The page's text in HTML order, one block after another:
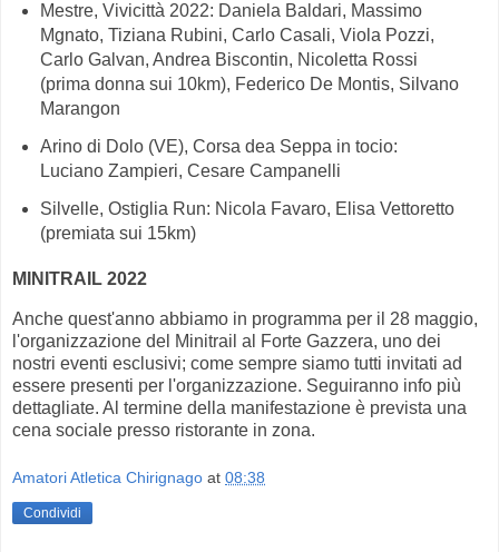
Mestre, Vivicittà 2022: Daniela Baldari, Massimo
Mgnato, Tiziana Rubini, Carlo Casali, Viola Pozzi,
Carlo Galvan, Andrea Biscontin, Nicoletta Rossi
(prima donna sui 10km), Federico De Montis, Silvano
Marangon
Arino di Dolo (VE), Corsa dea Seppa in tocio:
Luciano Zampieri, Cesare Campanelli
Silvelle, Ostiglia Run: Nicola Favaro, Elisa Vettoretto
(premiata sui 15km)
MINITRAIL 2022
Anche quest'anno abbiamo in programma per il 28 maggio,
l'organizzazione del Minitrail al Forte Gazzera, uno dei
nostri eventi esclusivi; come sempre siamo tutti invitati ad
essere presenti per l'organizzazione. Seguiranno info più
dettagliate. Al termine della manifestazione è prevista una
cena sociale presso ristorante in zona.
Amatori Atletica Chirignago at 08:38
Condividi